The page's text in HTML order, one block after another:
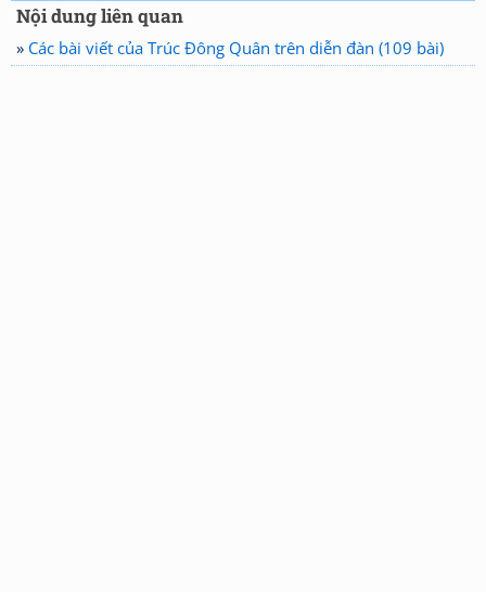
Nội dung liên quan
» Các bài viết của Trúc Đông Quân trên diễn đàn (109 bài)